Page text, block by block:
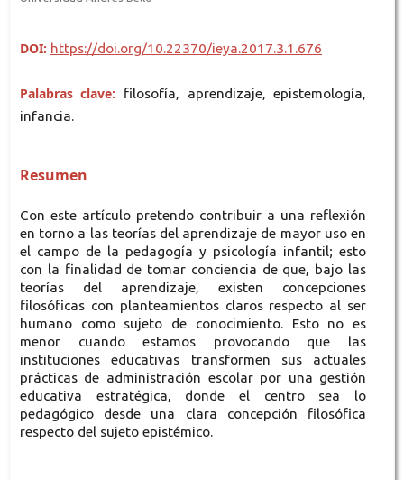
DOI: https://doi.org/10.22370/ieya.2017.3.1.676
Palabras clave:
filosofía, aprendizaje, epistemología,
infancia.
Resumen
Con este artículo pretendo contribuir a una reflexión
en torno a las teorías del aprendizaje de mayor uso en
el campo de la pedagogía y psicología infantil; esto
con la finalidad de tomar conciencia de que, bajo las
teorías del aprendizaje, existen concepciones
filosóficas con planteamientos claros respecto al ser
humano como sujeto de conocimiento. Esto no es
menor cuando estamos provocando que las
instituciones educativas transformen sus actuales
prácticas de administración escolar por una gestión
educativa estratégica, donde el centro sea lo
pedagógico desde una clara concepción filosófica
respecto del sujeto epistémico.